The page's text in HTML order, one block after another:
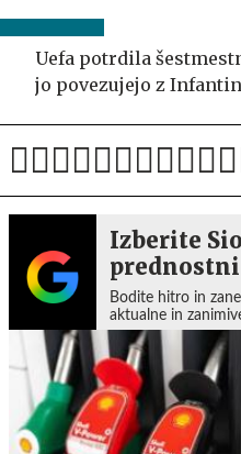
Uefa potrdila
jo povezujejo z
Izberite
Bodite hitro in
aktualne in